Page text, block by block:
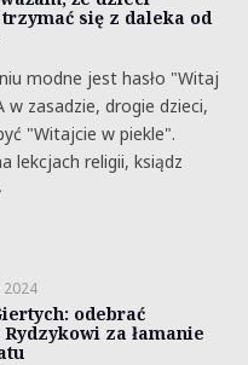
się z daleka od
modne jest hasło "Witaj
w zasadzie, drogie dzieci,
"Witajcie w piekle".
lekcjach religii, ksiądz
odebrać
za łamanie